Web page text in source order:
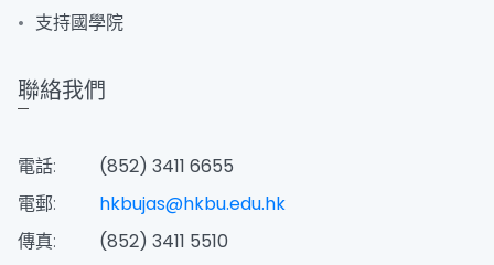
支持國學院
聯絡我們
電話:
(852) 3411 6655
電郵:
hkbujas@hkbu.edu.hk
傳真:
(852) 3411 5510